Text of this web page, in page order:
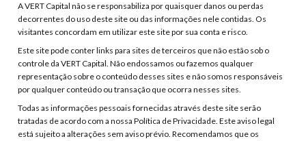
A VERT Capital não se responsabiliza por quaisquer danos ou perdas
decorrentes do uso deste site ou das informações nele contidas. Os
visitantes concordam em utilizar este site por sua conta e risco.
Este site pode conter links para sites de terceiros que não estão sob o
controle da VERT Capital. Não endossamos ou fazemos qualquer
representação sobre o conteúdo desses sites e não somos responsáveis
por qualquer conteúdo ou transação que ocorra nesses sites.
Todas as informações pessoais fornecidas através deste site serão
tratadas de acordo com a nossa Política de Privacidade. Este aviso legal
está sujeito a alterações sem aviso prévio. Recomendamos que os